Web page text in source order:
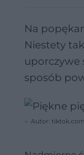
Na
Niestety
uporczywe
sposób
Autor: